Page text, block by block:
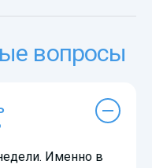
вопросы
Именно в